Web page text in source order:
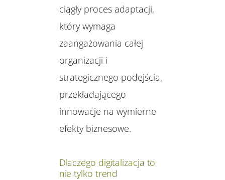
ciągły proces adaptacji,
który wymaga
zaangażowania całej
organizacji i
strategicznego podejścia,
przekładającego
innowacje na wymierne
efekty biznesowe.
Dlaczego digitalizacja to
nie tylko trend